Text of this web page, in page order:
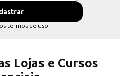
termos de uso
Lojas e Cursos